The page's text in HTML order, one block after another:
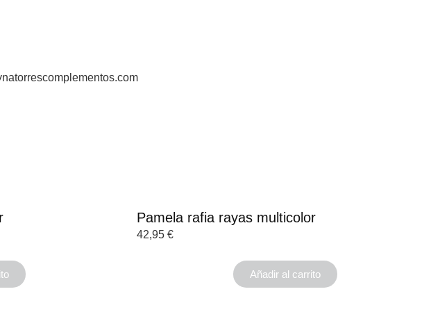
Pamela rafia rayas multicolor
42,95 €
Añadir al carrito